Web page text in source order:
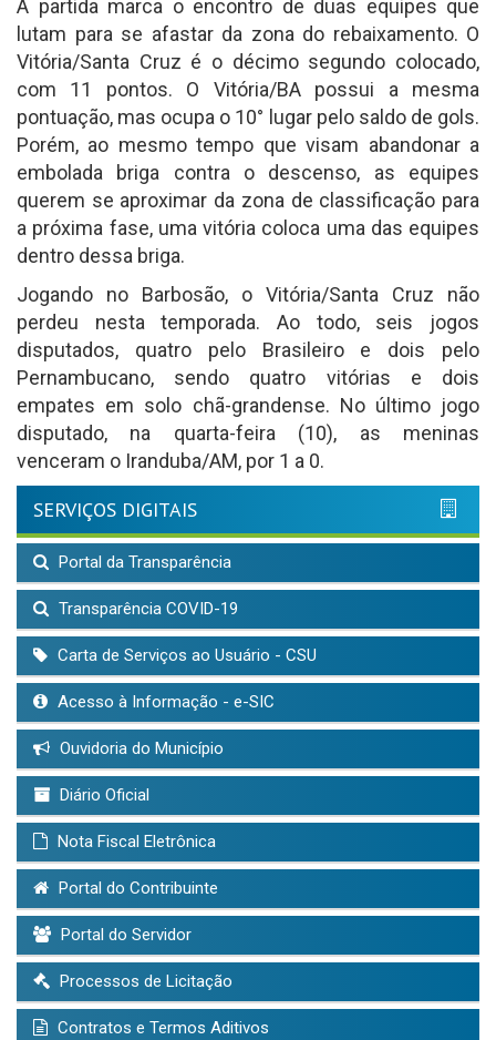
A partida marca o encontro de duas equipes que
lutam para se afastar da zona do rebaixamento. O
Vitória/Santa Cruz é o décimo segundo colocado,
com 11 pontos. O Vitória/BA possui a mesma
pontuação, mas ocupa o 10° lugar pelo saldo de gols.
Porém, ao mesmo tempo que visam abandonar a
embolada briga contra o descenso, as equipes
querem se aproximar da zona de classificação para
a próxima fase, uma vitória coloca uma das equipes
dentro dessa briga.
Jogando no Barbosão, o Vitória/Santa Cruz não
perdeu nesta temporada. Ao todo, seis jogos
disputados, quatro pelo Brasileiro e dois pelo
Pernambucano, sendo quatro vitórias e dois
empates em solo chã-grandense. No último jogo
disputado, na quarta-feira (10), as meninas
venceram o Iranduba/AM, por 1 a 0.
SERVIÇOS DIGITAIS
Portal da Transparência
Transparência COVID-19
Carta de Serviços ao Usuário - CSU
Acesso à Informação - e-SIC
Ouvidoria do Município
Diário Oficial
Nota Fiscal Eletrônica
Portal do Contribuinte
Portal do Servidor
Processos de Licitação
Contratos e Termos Aditivos